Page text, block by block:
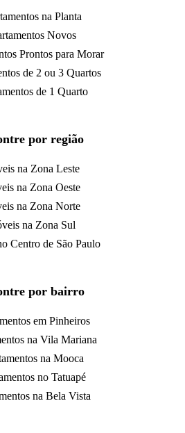
na Planta
Novos
Prontos para Morar
de 2 ou 3 Quartos
de 1 Quarto
por região
na Zona Leste
na Zona Oeste
na Zona Norte
na Zona Sul
Centro de São Paulo
por bairro
em Pinheiros
na Vila Mariana
na Mooca
no Tatuapé
na Bela Vista